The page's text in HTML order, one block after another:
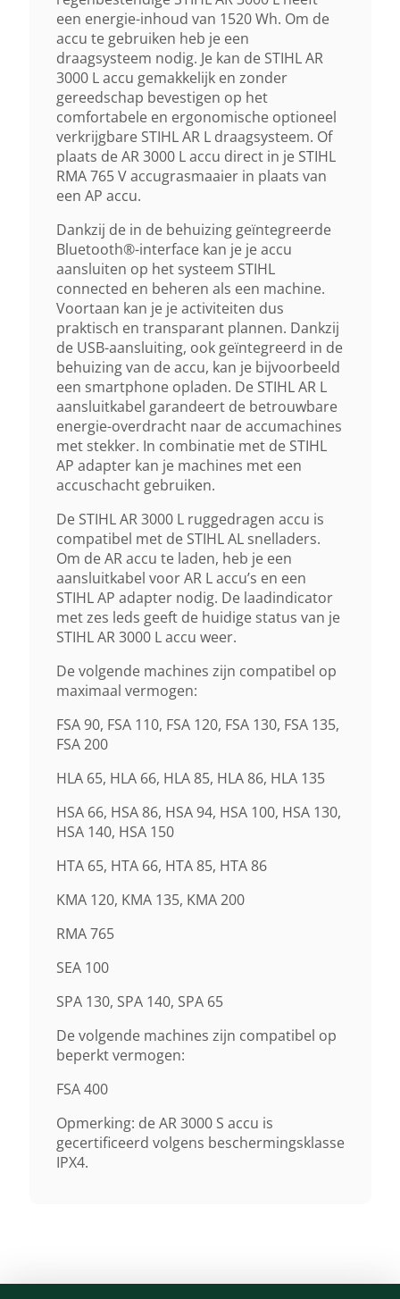
een energie-inhoud van 1520 Wh. Om de
accu te gebruiken heb je een
draagsysteem nodig. Je kan de STIHL AR
3000 L accu gemakkelijk en zonder
gereedschap bevestigen op het
comfortabele en ergonomische optioneel
verkrijgbare STIHL AR L draagsysteem. Of
plaats de AR 3000 L accu direct in je STIHL
RMA 765 V accugrasmaaier in plaats van
een AP accu.
Dankzij de in de behuizing geïntegreerde
Bluetooth®-interface kan je je accu
aansluiten op het systeem STIHL
connected en beheren als een machine.
Voortaan kan je je activiteiten dus
praktisch en transparant plannen. Dankzij
de USB-aansluiting, ook geïntegreerd in de
behuizing van de accu, kan je bijvoorbeeld
een smartphone opladen. De STIHL AR L
aansluitkabel garandeert de betrouwbare
energie-overdracht naar de accumachines
met stekker. In combinatie met de STIHL
AP adapter kan je machines met een
accuschacht gebruiken.
De STIHL AR 3000 L ruggedragen accu is
compatibel met de STIHL AL snelladers.
Om de AR accu te laden, heb je een
aansluitkabel voor AR L accu’s en een
STIHL AP adapter nodig. De laadindicator
met zes leds geeft de huidige status van je
STIHL AR 3000 L accu weer.
De volgende machines zijn compatibel op
maximaal vermogen:
FSA 90, FSA 110, FSA 120, FSA 130, FSA 135,
FSA 200
HLA 65, HLA 66, HLA 85, HLA 86, HLA 135
HSA 66, HSA 86, HSA 94, HSA 100, HSA 130,
HSA 140, HSA 150
HTA 65, HTA 66, HTA 85, HTA 86
KMA 120, KMA 135, KMA 200
RMA 765
SEA 100
SPA 130, SPA 140, SPA 65
De volgende machines zijn compatibel op
beperkt vermogen:
FSA 400
Opmerking: de AR 3000 S accu is
gecertificeerd volgens beschermingsklasse
IPX4.
Lengte X Breedte X Hoogte
380 Mm X 302 Mm X 122 Mm